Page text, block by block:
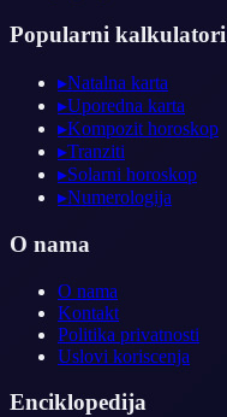
Popularni kalkulatori
▸Natalna karta
▸Uporedna karta
▸Kompozit horoskop
▸Tranziti
▸Solarni horoskop
▸Numerologija
O nama
O nama
Kontakt
Politika privatnosti
Uslovi koriscenja
Enciklopedija